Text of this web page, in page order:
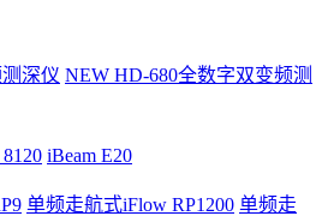
深仪 NEW HD-680全数字双变频测
iBeam E20
单频走航式iFlow RP1200 单频走